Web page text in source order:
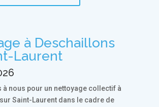
à Deschaillons
Laurent
nous pour un nettoyage collectif à
Saint-Laurent dans le cadre de